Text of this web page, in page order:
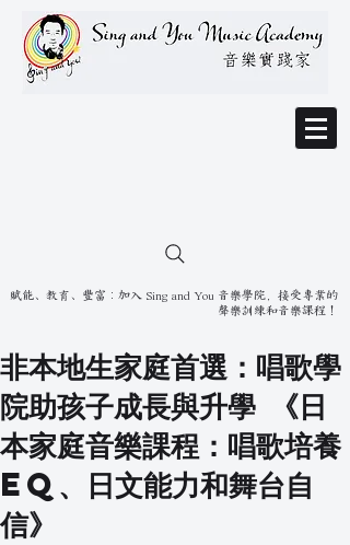
賦能、教育、豐富：加入 Sing and You 音樂學院，接受專業的
聲樂訓練和音樂課程！
非本地生家庭首選：唱歌學
院助孩子成長與升學 《日
本家庭音樂課程：唱歌培養
EQ、日文能力和舞台自
信》